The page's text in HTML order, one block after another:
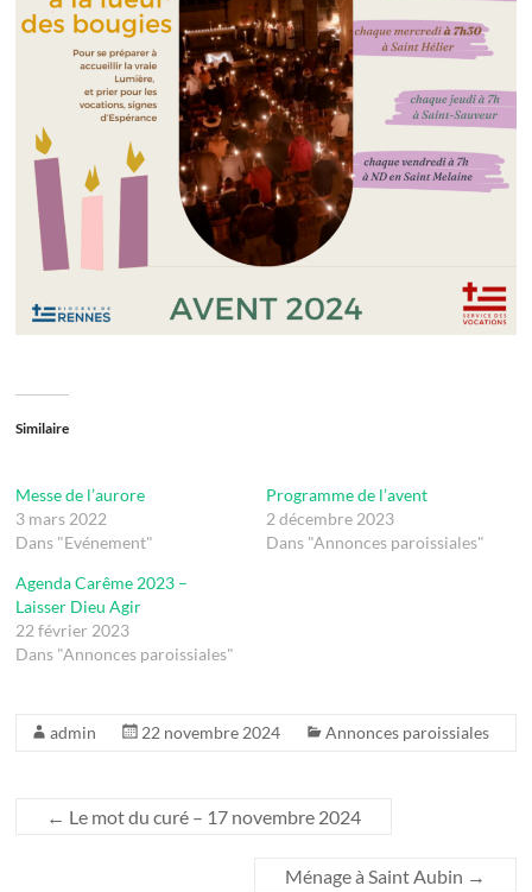
Similaire
Messe de l’aurore
3 mars 2022
Dans "Evénement"
Programme de l’avent
2 décembre 2023
Dans "Annonces paroissiales"
Agenda Carême 2023 –
Laisser Dieu Agir
22 février 2023
Dans "Annonces paroissiales"
admin 22 novembre 2024 Annonces paroissiales
← Le mot du curé – 17 novembre 2024
Ménage à Saint Aubin →